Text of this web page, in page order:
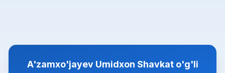
A'zamxo'jayev Umidxon Shavkat o'g'li